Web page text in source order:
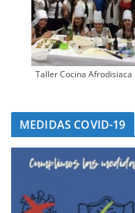
Taller Cocina Afrodisiaca
MEDIDAS COVID-19